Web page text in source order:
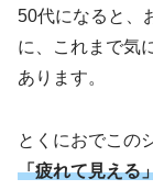
50代になると、
に、これまで気
あります。
とくにおでこの
「疲れて見える